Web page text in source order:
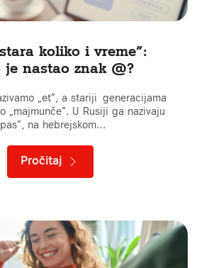
koliko i vreme”:
je nastao znak @?
„et”, a stariji generacijama
„majmunče”. U Rusiji ga nazivaju
„pas”, na hebrejskom…
Pročitaj